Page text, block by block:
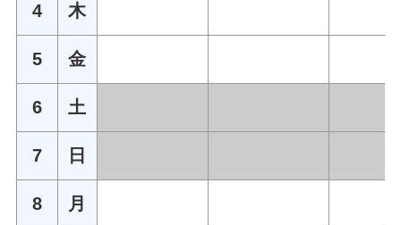
4 木
5 金
6 土
7 日
8 月